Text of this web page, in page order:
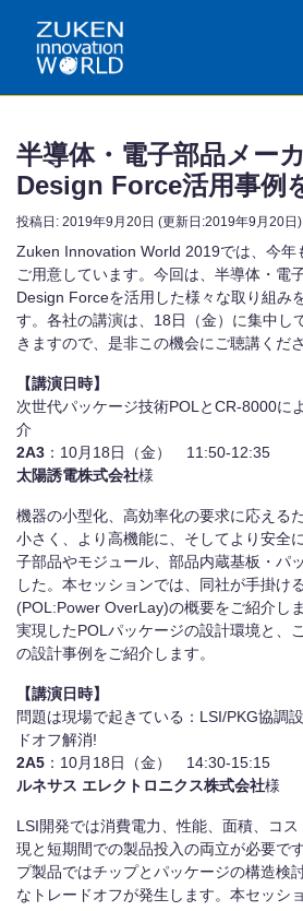
半導体・電子部品メー
Design Force活用事例
投稿日: 2019年9月20日 (更新日:2019年9月20日)
Zuken Innovation World 2019では、今年
ご用意しています。今回は、半導体・電
Design Forceを活用した様々な取り組み
す。各社の講演は、18日（金）に集中し
きますので、是非この機会にご聴講くださ
【講演日時】
次世代パッケージ技術POLとCR-8000に
介
2A3 ：10月18日（金） 11:50-12:35
太陽誘電株式会社様
機器の小型化、高効率化の要求に応える
小さく、より高機能に、そしてより安全
子部品やモジュール、部品内蔵基板・パ
した。本セッションでは、同社が手掛け
(POL:Power OverLay)の概要をご紹介し
実現したPOLパッケージの設計環境と、
の設計事例をご紹介します。
【講演日時】
問題は現場で起きている：LSI/PKG協調
ドオフ解消!
2A5 ：10月18日（金） 14:30-15:15
ルネサス エレクトロニクス株式会社様
LSI開発では消費電力、性能、面積、コ
現と短期間での製品投入の両立が必要で
プ製品ではチップとパッケージの構造検
なトレードオフが発生します。本セッシ